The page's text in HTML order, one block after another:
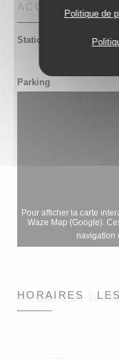
Politique de
ACCÈS
Station de vélos
Parking
Pour afficher la carte
Waze Map (Google).
navigation
HORAIRES